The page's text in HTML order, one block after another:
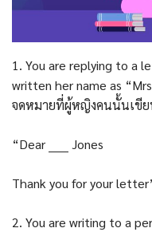
1. You are replying to a
written her name as
จดหมายที่ผู้หญิงคนนั้นเขีย
“Dear _____ Jones
Thank you for your
2. You are writing to a